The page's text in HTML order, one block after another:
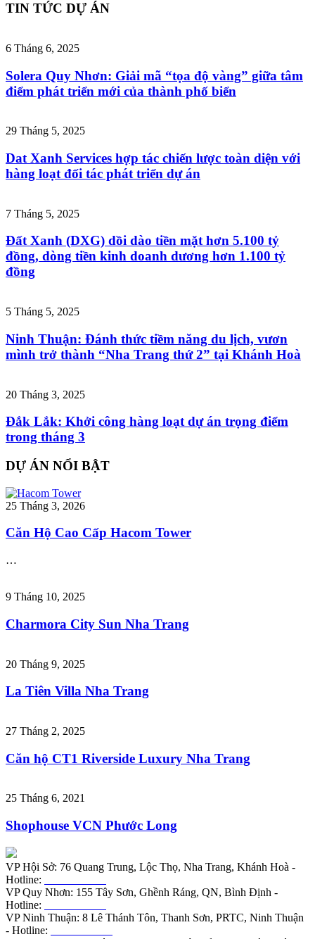
TIN TỨC DỰ ÁN
6 Tháng 6, 2025
Solera Quy Nhơn: Giải mã “tọa độ vàng” giữa tâm
điểm phát triển mới của thành phố biển
29 Tháng 5, 2025
Dat Xanh Services hợp tác chiến lược toàn diện với
hàng loạt đối tác phát triển dự án
7 Tháng 5, 2025
Đất Xanh (DXG) dồi dào tiền mặt hơn 5.100 tỷ
đồng, dòng tiền kinh doanh dương hơn 1.100 tỷ
đồng
5 Tháng 5, 2025
Ninh Thuận: Đánh thức tiềm năng du lịch, vươn
mình trở thành “Nha Trang thứ 2” tại Khánh Hoà
20 Tháng 3, 2025
Đắk Lắk: Khởi công hàng loạt dự án trọng điểm
trong tháng 3
DỰ ÁN NỔI BẬT
25 Tháng 3, 2026
Căn Hộ Cao Cấp Hacom Tower
…
9 Tháng 10, 2025
Charmora City Sun Nha Trang
20 Tháng 9, 2025
La Tiên Villa Nha Trang
27 Tháng 2, 2025
Căn hộ CT1 Riverside Luxury Nha Trang
25 Tháng 6, 2021
Shophouse VCN Phước Long
VP Hội Sở: 76 Quang Trung, Lộc Thọ, Nha Trang, Khánh Hoà -
Hotline:
VP Quy Nhơn: 155 Tây Sơn, Ghềnh Ráng, QN, Bình Định -
Hotline:
VP Ninh Thuận: 8 Lê Thánh Tôn, Thanh Sơn, PRTC, Ninh Thuận
- Hotline: